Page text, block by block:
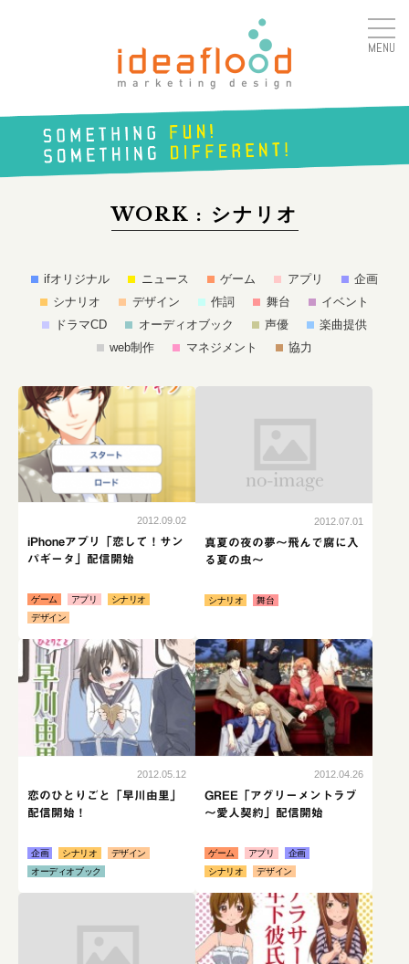
社
MENU
DIFFERENT!
WORK : シナリオ
ifオリジナル ニュース ゲーム アプリ
企画
シナリオ
デザイン 作詞 舞台
イベント
ドラマCD
オーディオブック 声優
楽曲提供
web制作
マネジメント 協力
2012.09.02
iPhoneアプリ「恋して！サン
パギータ」配信開始
ゲーム アプリ
シナリオ
デザイン
2012.07.01
真夏の夜の夢～飛んで腐に入
る夏の虫～
シナリオ 舞台
2012.05.12
恋のひとりごと「早川由里」
配信開始！
企画 シナリオ
デザイン
オーディオブック
続きはこちら
2012.04.26
GREE「アグリーメントラブ
～愛人契約」配信開始
ゲーム アプリ
企画
シナリオ
デザイン
続きはこちら